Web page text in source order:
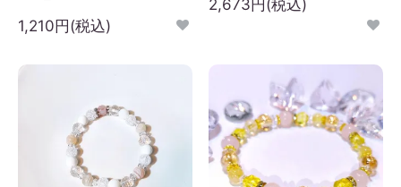
1,210円(税込)
2,673円(税込)